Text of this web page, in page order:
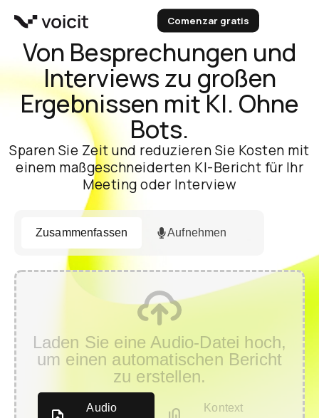
Inhalt
springen
Comenzar gratis
Von Besprechungen und
Interviews zu großen
Ergebnissen mit KI. Ohne
Bots.
Sparen Sie Zeit und reduzieren Sie Kosten mit
einem maßgeschneiderten KI-Bericht für Ihr
Meeting oder Interview
Zusammenfassen Aufnehmen
Laden Sie eine Audio-Datei hoch,
um einen automatischen Bericht
zu erstellen.
Audio
Kontext